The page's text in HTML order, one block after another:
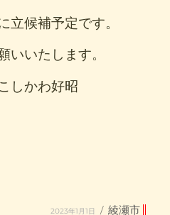
候補予定です。
いたします。
かわ好昭
投
2023年1月1日
カ
綾瀬市